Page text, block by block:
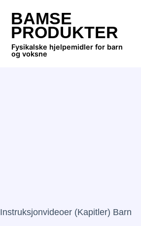
BAMSE
PRODUKTER
Fysikalske hjelpemidler for barn
og voksne
Instruksjonvideoer (kapitler) Barn